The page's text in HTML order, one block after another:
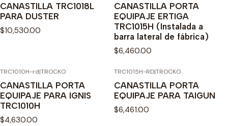
CANASTILLA TRC1018L
PARA DUSTER
$10,530.00
CANASTILLA PORTA
EQUIPAJE ERTIGA
TRC1015H (Instalada a
barra lateral de fábrica)
$6,460.00
TRC1010H-rd|TROCKO
CANASTILLA PORTA
EQUIPAJE PARA IGNIS
TRC1010H
$4,630.00
TRC1015H-RD|TROCKO
CANASTILLA PORTA
EQUIPAJE PARA TAIGUN
$6,461.00